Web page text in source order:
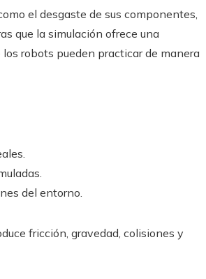
el desgaste de sus componentes,
que la simulación ofrece una
robots pueden practicar de manera
del entorno.
fricción, gravedad, colisiones y